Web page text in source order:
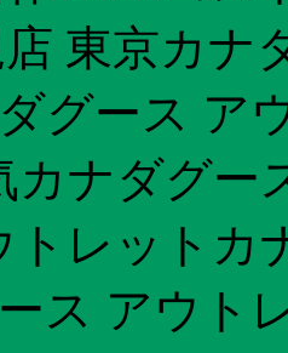
東京カナ
グース ア
カナダグ
トレットカ
ス アウト